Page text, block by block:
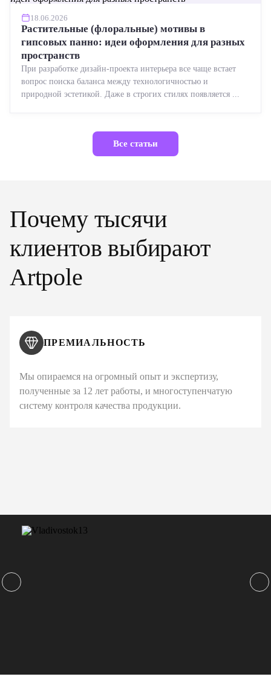
18.06.2026
Растительные (флоральные) мотивы в
гипсовых панно: идеи оформления для разных
пространств
При разработке дизайн-проекта интерьера все чаще встает
вопрос поиска баланса между технологичностью и
природной эстетикой. Даже в строгих стилях появляется ...
Все статьи
Почему тысячи
клиентов выбирают
Artpole
ПРЕМИАЛЬНОСТЬ
Мы опираемся на огромный опыт и экспертизу,
полученные за 12 лет работы, и многоступенчатую
систему контроля качества продукции.